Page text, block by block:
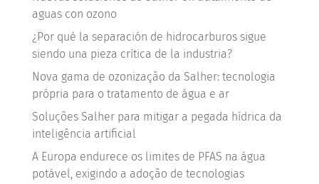
aguas con ozono
¿Por qué la separación de hidrocarburos sigue
siendo una pieza crítica de la industria?
Nova gama de ozonização da Salher: tecnologia
própria para o tratamento de água e ar
Soluções Salher para mitigar a pegada hídrica da
inteligência artificial
A Europa endurece os limites de PFAS na água
potável, exigindo a adoção de tecnologias